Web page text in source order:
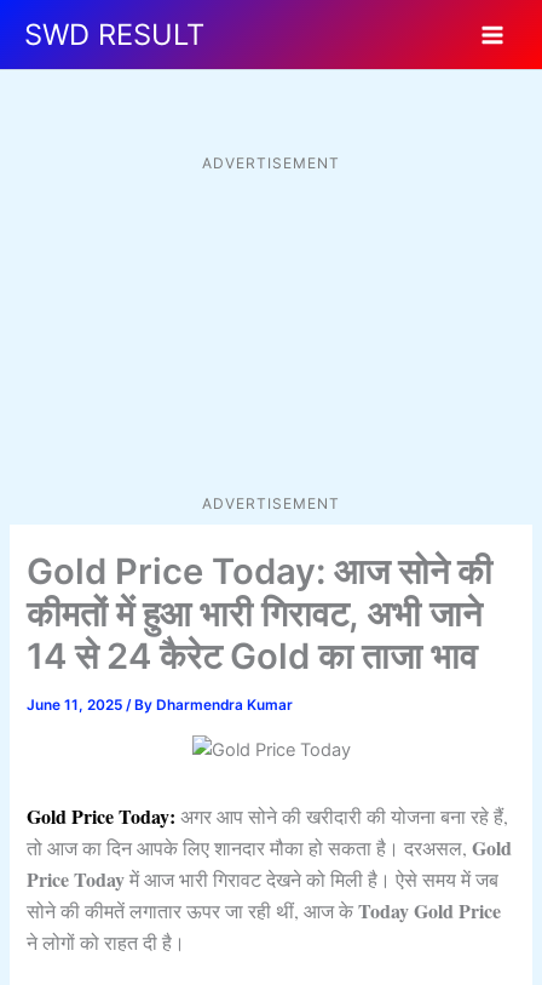
content
SWD RESULT
ADVERTISEMENT
ADVERTISEMENT
Gold Price Today: आज सोने की
कीमतों में हुआ भारी गिरावट, अभी जाने
14 से 24 कैरेट Gold का ताजा भाव
June 11, 2025/ By Dharmendra Kumar
Gold Price Today: अगर आप सोने की खरीदारी की योजना बना रहे हैं,
तो आज का दिन आपके लिए शानदार मौका हो सकता है। दरअसल,Gold
Price Todayमें आज भारी गिरावट देखने को मिली है। ऐसे समय में जब
सोने की कीमतें लगातार ऊपर जा रही थीं, आज केToday Gold Price
ने लोगों को राहत दी है।